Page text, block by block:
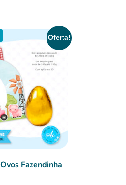
Oferta!
Fazendinha